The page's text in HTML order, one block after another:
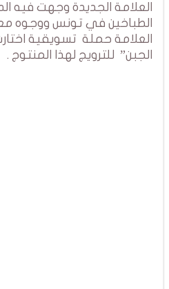
العلامة الجديدة وجهت فيه
الطباخين في تونس ووجوه
العلامة حملة تسويقية
الجبن” للترويج لهذا المنتوج .